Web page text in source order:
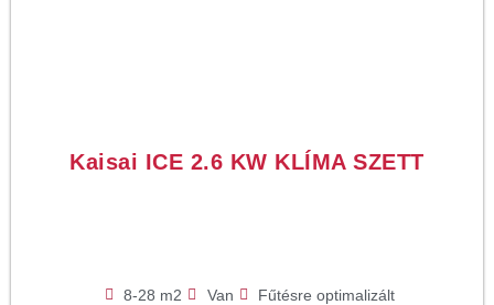
Kaisai ICE 2.6 KW KLÍMA SZETT
8-28 m2 Van Fűtésre optimalizált